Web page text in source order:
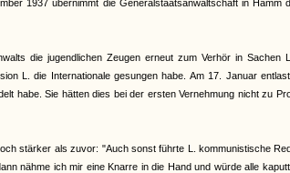
1937 übernimmt die Generalstaatsanwaltschaft in
die jugendlichen Zeugen erneut zum Verhör in Sachen
L. die Internationale gesungen habe. Am 17. Januar
habe. Sie hätten dies bei der ersten Vernehmung nicht zu
stärker als zuvor: "Auch sonst führte L. kommunistische
nähme ich mir eine Knarre in die Hand und würde alle